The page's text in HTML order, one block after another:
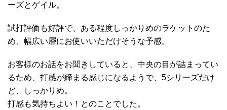
ーズとゲイル。
試打評価も好評で、ある程度しっかりめのラケットのた
め、幅広い層にお使いいただけそうな予感。
お客様のお話をお聞きしていると、中央の目が詰まってい
るため、打感が締まる感じになるようで、5シリーズだけ
ど、しっかりめ。
打感も気持ちよい！とのことでした。